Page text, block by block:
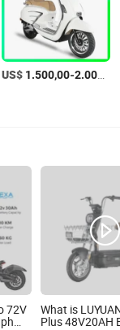
US$ 1.500,00-2.000,00
72V
What is
Plus 48V20AH